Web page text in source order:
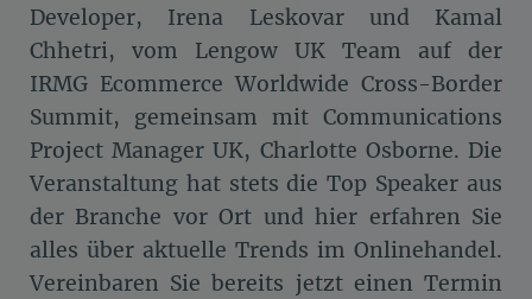
Developer, Irena Leskovar und Kamal
Chhetri, vom Lengow UK Team auf der
IRMG Ecommerce Worldwide Cross-Border
Summit, gemeinsam mit Communications
Project Manager UK, Charlotte Osborne. Die
Veranstaltung hat stets die Top Speaker aus
der Branche vor Ort und hier erfahren Sie
alles über aktuelle Trends im Onlinehandel.
Vereinbaren Sie bereits jetzt einen Termin